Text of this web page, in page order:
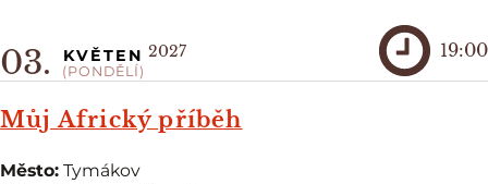
Můj Africký příběh
03. KVĚTEN
(PONDĚLÍ)
2027 19:00
Město: Tymákov